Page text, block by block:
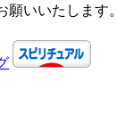
願いいたします。